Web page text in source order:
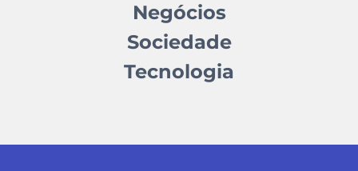
Negócios
Sociedade
Tecnologia